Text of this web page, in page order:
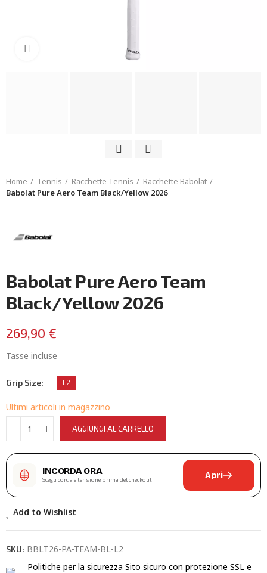
Home Tennis Racchette Tennis
Racchette Babolat
Babolat Pure Aero Team Black/Yellow 2026
Babolat Pure Aero Team
Black/Yellow 2026
269,90 €
Tasse incluse
Grip Size L2
Ultimi articoli in magazzino
AGGIUNGI AL CARRELLO
INCORDA ORA
Scegli corda e tensione prima del checkout. Apri
Add to Wishlist
SKU: BBLT26-PA-TEAM-BL-L2
Politiche per la sicurezza Sito sicuro con protezione SSL e